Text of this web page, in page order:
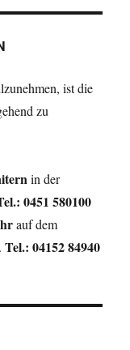
ist die
zu
in der
0451 580100
auf dem
Tel.: 04152 84940